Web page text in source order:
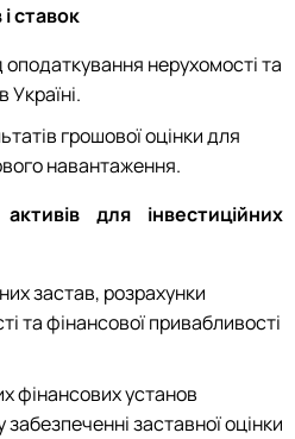
ставок
нерухомості та
Україні.
грошової оцінки для
навантаження.
для інвестиційних
застав, розрахунки
та фінансової привабливості
фінансових установ
заставної оцінки